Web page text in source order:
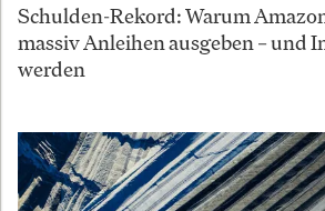
Schulden-Rekord: Warum
massiv Anleihen ausgeben – und
werden